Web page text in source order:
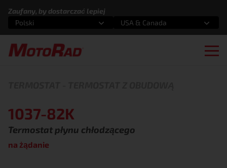
Zaufany, by dostarczać lepiej
Wybierz opcję
Polski
Wybierz opcję
USA & Canada
1037-82K
Termostat płynu chłodzącego
na żądanie